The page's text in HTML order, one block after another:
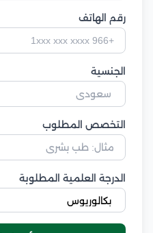
رقم الهاتف
الجنسية
التخصص المطلوب
الدرجة العلمية المطلوبة